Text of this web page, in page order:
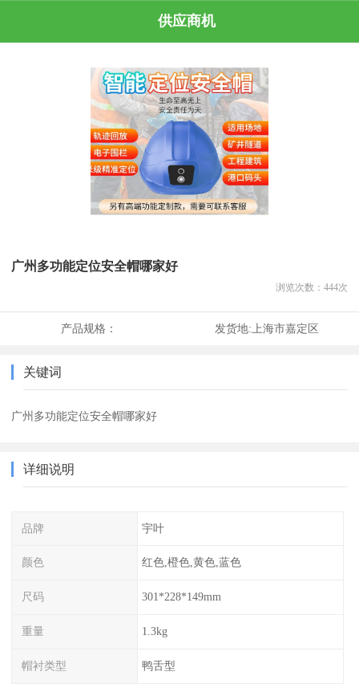
供应商机
广州多功能定位安全帽哪家好
浏览次数： 444次
产品规格： 发货地:上海市嘉定区
关键词
广州多功能定位安全帽哪家好
详细说明
品牌 宇叶
颜色 红色,橙色,黄色,蓝色
尺码 301*228*149mm
重量 1.3kg
帽衬类型 鸭舌型